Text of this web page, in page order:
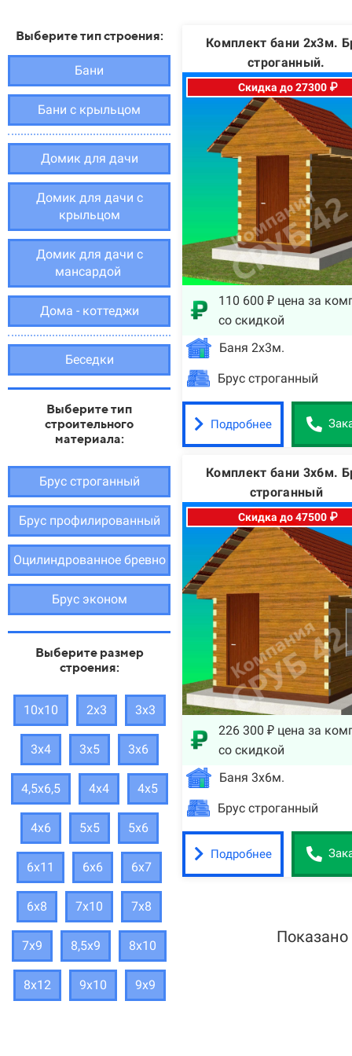
Выберите тип строения:
Бани
Бани с крыльцом
Домик для дачи
Домик для дачи с
крыльцом
Домик для дачи с
мансардой
Дома - коттеджи
Беседки
Выберите тип
строительного
материала:
Брус строганный
Брус профилированный
Оцилиндрованное бревно
Брус эконом
Выберите размер
строения:
10х10 2х3 3х3
3х4 3х5 3х6
4,5х6,5 4х4 4х5
4х6 5х5 5х6
6х11 6х6 6х7
6х8 7х10 7х8
7х9 8,5х9 8х10
8х12 9х10 9х9
Комплект бани 2х3м.
строганный.
Скидка до 27300 ₽
110 600 ₽ цена за
со скидкой
Баня 2х3м.
Брус строганный
Подробнее
Комплект бани 3х6м.
строганный
Скидка до 47500 ₽
226 300 ₽ цена за
со скидкой
Баня 3х6м.
Брус строганный
Подробнее